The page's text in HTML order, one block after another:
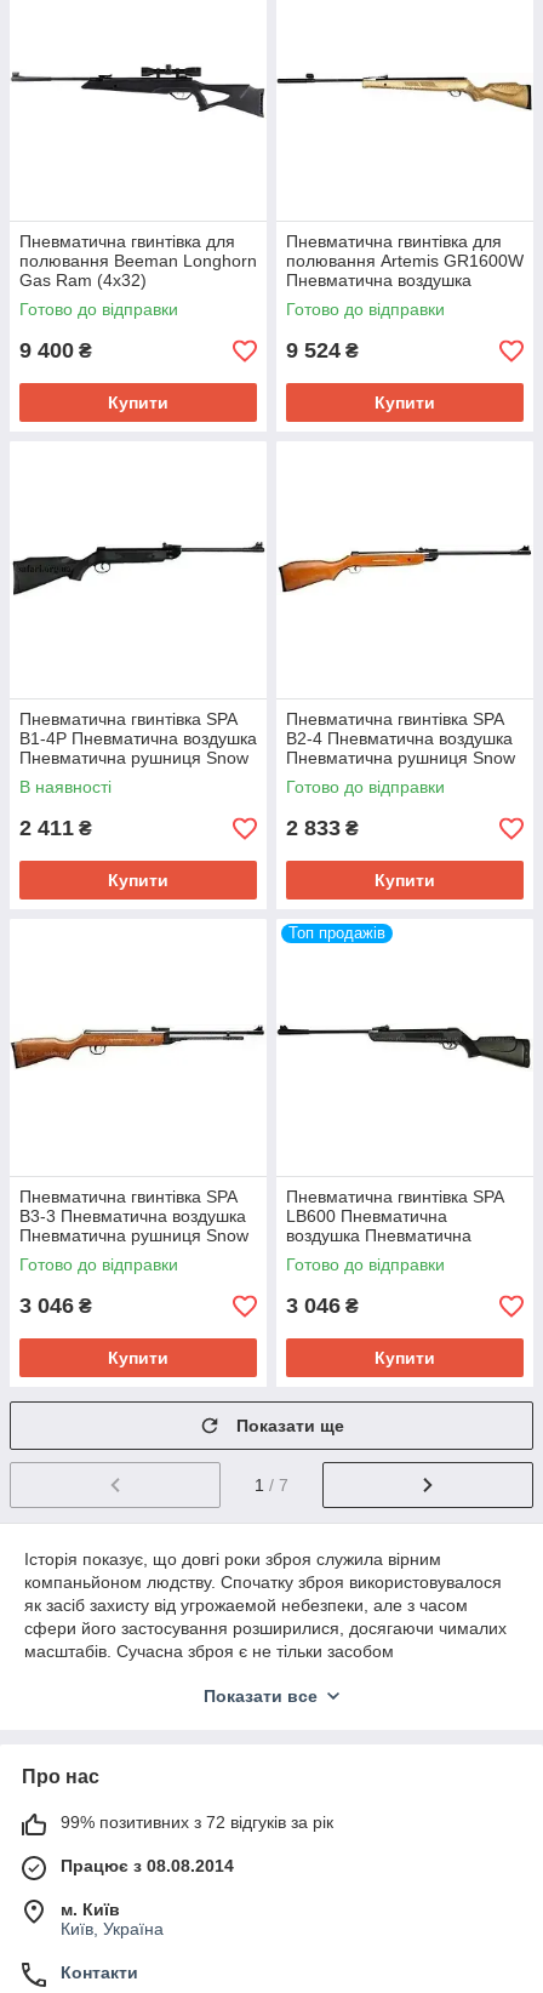
Пневматична гвинтівка для
полювання Beeman Longhorn
Gas Ram (4x32)
Пневматична воздушка
Пневматична рушниця
Готово до відправки
9 400 ₴
Купити
Пневматична гвинтівка для
полювання Artemis GR1600W
Пневматична воздушка
Пневматична рушниця
Готово до відправки
9 524 ₴
Купити
Пневматична гвинтівка SPA
B1-4P Пневматична воздушка
Пневматична рушниця Snow
Peap B1-4P
В наявності
2 411 ₴
Купити
Пневматична гвинтівка SPA
B2-4 Пневматична воздушка
Пневматична рушниця Snow
Peak B2-4
Готово до відправки
2 833 ₴
Купити
Пневматична гвинтівка SPA
B3-3 Пневматична воздушка
Пневматична рушниця Snow
Peak B3-3
Готово до відправки
3 046 ₴
Купити
Топ продажів
Пневматична гвинтівка SPA
LB600 Пневматична
воздушка Пневматична
рушниця Snow Peak LB600
Готово до відправки
3 046 ₴
Купити
Показати ще
1 / 7
Історія показує, що довгі роки зброя служила вірним
компаньйоном людству. Спочатку зброя використовувалося
як засіб захисту від угрожаемой небезпеки, але з часом
сфери його застосування розширилися, досягаючи чималих
масштабів. Сучасна зброя є не тільки засобом
життя, спортом або просто відмінним варіантом проведення
що має багато переваг: висока точність попадання в ціль,
пневматичну зброю обличчя у вигляді пістолетів, револьверів
використовує свинцеві кулі або кульки ВВ. Уніфікований
У пневматичному тип зброї в рух кулю призводить або
стиснений газ, який перебуває під певним тиском, або
стиснене повітря, що нагнітається за допомогою важеля або
переломлення стовбура. Потужність розважальної/
Показати все
Про нас
99% позитивних з 72 відгуків за рік
Працює з 08.08.2014
м. Київ
Київ, Україна
Контакти